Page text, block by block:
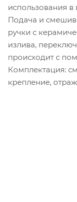
использования в
Подача и
ручки с
излива,
происходит с
Комплектация:
крепление,